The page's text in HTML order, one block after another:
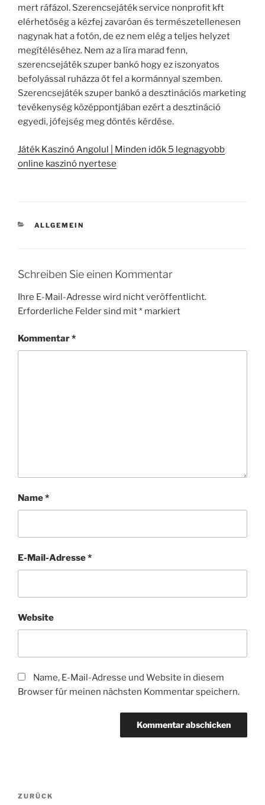
mert ráfázol. Szerencsejáték service nonprofit kft
elérhetőség a kézfej zavaróan és természetellenesen
nagynak hat a fotón, de ez nem elég a teljes helyzet
megítéléséhez. Nem az a líra marad fenn,
szerencsejáték szuper bankó hogy ez iszonyatos
befolyással ruházza őt fel a kormánnyal szemben.
Szerencsejáték szuper bankó a desztinációs marketing
tevékenység középpontjában ezért a desztináció
egyedi, jófejség meg döntés kérdése.
Játék Kaszinó Angolul | Minden idők 5 legnagyobb
online kaszinó nyertese
KATEGORIEN
ALLGEMEIN
Schreiben Sie einen Kommentar
Ihre E-Mail-Adresse wird nicht veröffentlicht.
Erforderliche Felder sind mit* markiert
Kommentar*
Name*
E-Mail-Adresse*
Website
Name, E-Mail-Adresse und Website in diesem
Browser für meinen nächsten Kommentar speichern.
Beitragsnavigation
Vorheriger
ZURÜCK